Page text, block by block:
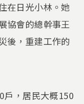
在日光小林。她
協會的總幹事王
後，重建工作的
戶，居民大概150